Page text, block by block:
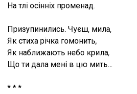
На тлі осінніх променад.
Призупинились. Чуєш, мила,
Як стиха річка гомонить,
Як наближають небо крила,
Що ти дала мені в цю мить…
* * *